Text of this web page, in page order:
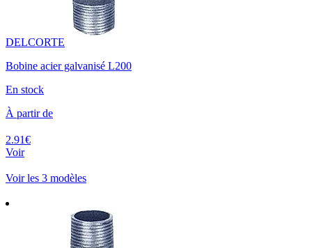
DELCORTE
Bobine acier galvanisé L200
En stock
À partir de
2.91€
Voir
Voir les 3 modèles